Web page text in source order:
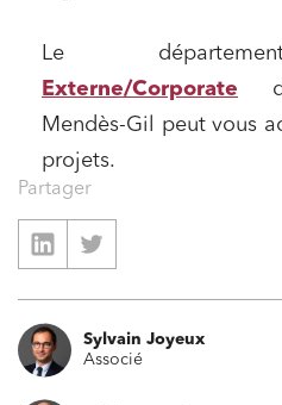
Le
Externe/Corporate
Mendès-Gil peut vous
projets.
Partager
Sylvain Joyeux
Associé